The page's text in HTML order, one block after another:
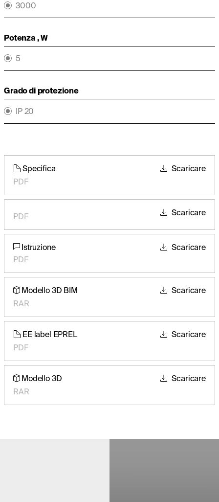
3000
Potenza , W
5
Grado di protezione
IP 20
Specifica
PDF
Scaricare
PDF Scaricare
Istruzione
PDF
Scaricare
Modello 3D BIM
RAR
Scaricare
EE label EPREL
PDF
Scaricare
Modello 3D
RAR
Scaricare